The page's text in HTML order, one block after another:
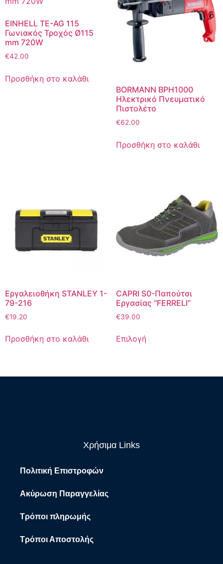
EINHELL TE-AG 115
Γωνιακός Τροχός Ø115
mm 720W
€42.00
Προσθήκη στο καλάθι
BORMANN BPH1000
Ηλεκτρικό Πνευματικό
Πιστολέτο
€62.00
Προσθήκη στο καλάθι
Εργαλειοθήκη STANLEY 1-
79-216
€19.20
Προσθήκη στο καλάθι
CAPRI S0-Παπούτσι
Εργασίας “FERRELI”
€39.00
Επιλογή
Χρήσιμα Links
Πολιτική Επιστροφών
Ακύρωση Παραγγελίας
Τρόποι πληρωμής
Τρόποι Αποστολής